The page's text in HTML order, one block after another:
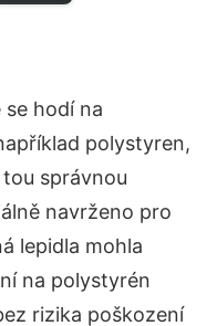
hodí na
polystyren,
tou správnou
navrženo pro
lepidla mohla
na polystyrén
rizika poškození